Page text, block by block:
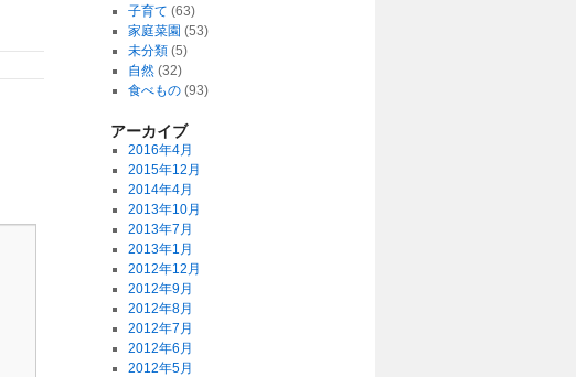
子育て (63)
家庭菜園 (53)
未分類(5)
自然(32)
食べもの(93)
アーカイブ
2016年4月
2015年12月
2014年4月
2013年10月
2013年7月
2013年1月
2012年12月
2012年9月
2012年8月
2012年7月
2012年6月
2012年5月